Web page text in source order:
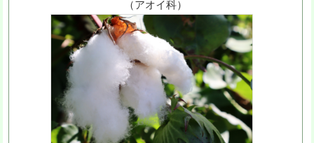
（アオイ科）